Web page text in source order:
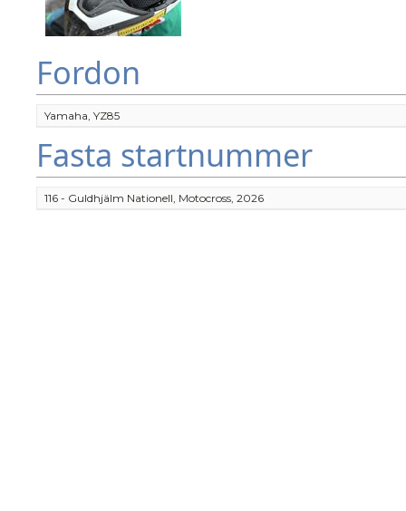
Fordon
Yamaha, YZ85
Fasta startnummer
116 - Guldhjälm Nationell, Motocross, 2026